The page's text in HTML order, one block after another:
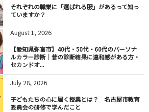
それぞれの職業に「選ばれる服」があるって知っ
ていますか？
August1, 2026
【愛知県弥富市】40代・50代・60代のパーソナ
ルカラー診断｜昔の診断結果に違和感がある方・
セカンドオ...
July28, 2026
子どもたちの心に届く授業とは？ 名古屋市教育
委員会の研修で学んだこと